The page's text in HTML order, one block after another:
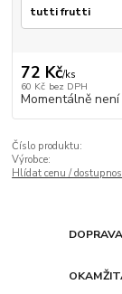
72 Kč/ks
60 Kč bez DPH
Momentálně
Číslo produktu:
Výrobce:
Hlídat cenu /